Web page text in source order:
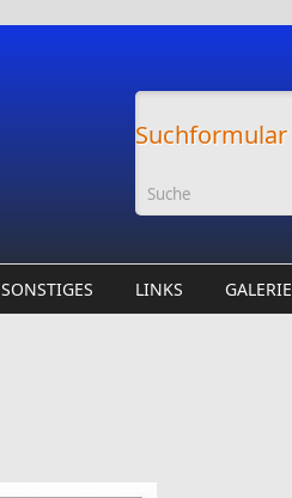
Suchformular
SONSTIGES LINKS GALERIE